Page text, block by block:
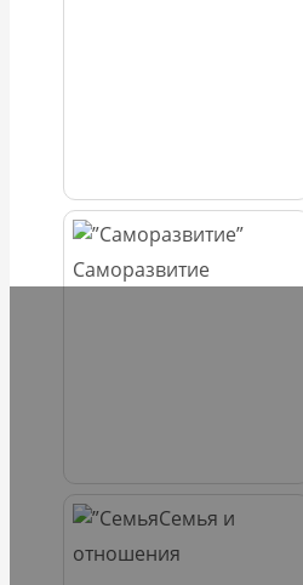
Саморазвитие
Семья и
отношения